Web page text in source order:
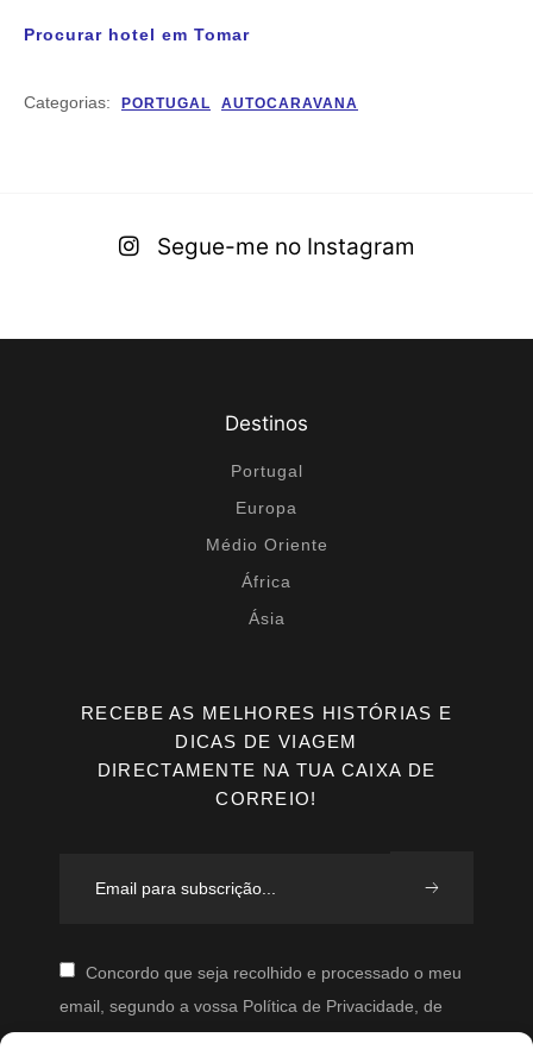
Procurar hotel em Tomar
Categorias: PORTUGAL AUTOCARAVANA
Segue-me no Instagram
Destinos
Portugal
Europa
Médio Oriente
África
Ásia
RECEBE AS MELHORES HISTÓRIAS E
DICAS DE VIAGEM
DIRECTAMENTE NA TUA CAIXA DE
CORREIO!
Concordo que seja recolhido e processado o meu
email, segundo a vossa Política de Privacidade, de
modo a que posteriormente possam enviar-me emails